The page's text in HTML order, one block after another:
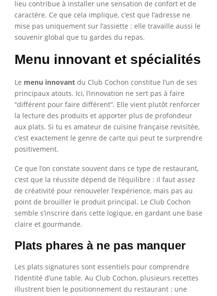
lieu contribue à installer une sensation de confort et de
caractère. Ce que cela implique, c’est que l’adresse ne
mise pas uniquement sur l’assiette : elle travaille aussi le
souvenir global que tu gardes du repas.
Menu innovant et spécialités
Le menu innovant du Club Cochon constitue l’un de ses
principaux atouts. Ici, l’innovation ne sert pas à faire
“différent pour faire différent”. Elle vient plutôt renforcer
la lecture des produits et apporter plus de profondeur
aux plats. Si tu es amateur de cuisine française revisitée,
c’est exactement le genre de carte qui peut te surprendre
positivement.
Ce que l’on constate souvent dans ce type de restaurant,
c’est que la réussite dépend de l’équilibre : il faut assez
de créativité pour renouveler l’expérience, mais pas au
point de brouiller le produit principal. Le Club Cochon
semble s’inscrire dans cette logique, en gardant une base
claire et gourmande.
Plats phares à ne pas manquer
Les plats signatures sont essentiels pour comprendre
l’identité d’une table. Au Club Cochon, plusieurs recettes
illustrent bien le positionnement du restaurant : une